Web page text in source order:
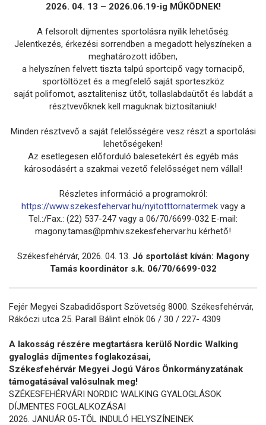
2026. 04. 13 – 2026.06.19-ig MŰKÖDNEK!
A felsorolt díjmentes sportolásra nyílik lehetőség:
Jelentkezés, érkezési sorrendben a megadott helyszíneken a
meghatározott időben,
a helyszínen felvett tiszta talpú sportcipő vagy tornacipő,
sportöltözet és a megfelelő saját sporteszköz
saját polifomot, asztalitenisz ütőt, tollaslabdaütőt és labdát a
résztvevőknek kell maguknak biztosítaniuk!
Minden résztvevő a saját felelősségére vesz részt a sportolási
lehetőségeken!
Az esetlegesen előforduló balesetekért és egyéb más
károsodásért a szakmai vezető felelősséget nem vállal!
Részletes információ a programokról:
https://www.szekesfehervar.hu/nyitotttornatermekvagy a
Tel.:/Fax.: (22) 537-247 vagy a 06/70/6699-032 E-mail:
magony.tamas@pmhiv.szekesfehervar.hu kérhető!
Székesfehérvár, 2026. 04. 13. Jó sportolást kíván: Magony
Tamás koordinátor s.k. 06/70/6699-032
Fejér Megyei Szabadidősport Szövetség 8000. Székesfehérvár,
Rákóczi utca 25. Parall Bálint elnök 06 / 30 / 227- 4309
A lakosság részére megtartásra kerülő Nordic Walking
gyaloglás díjmentes foglakozásai,
Székesfehérvár Megyei Jogú Város Önkormányzatának
támogatásával valósulnak meg!
SZÉKESFEHÉRVÁRI NORDIC WALKING GYALOGLÁSOK
DÍJMENTES FOGLALKOZÁSAI
2026. JANUÁR 05-TŐL INDULÓ HELYSZÍNEINEK